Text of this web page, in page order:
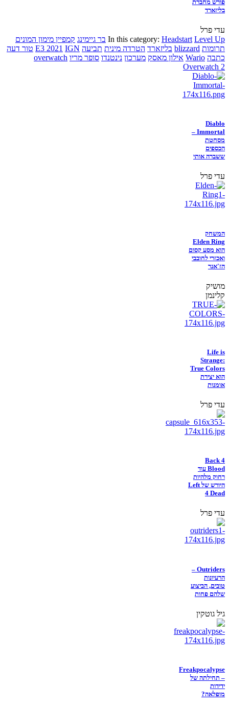
פורש מחברת
בליזארד
עדי פרל
In this category: Headstart Level Up בר גיימינג קמפיין מימון המונים
תרומות blizzard בליזארד הטרדה מינית תביעה E3 2021 IGN
טור דעה
כתבה Wario אילון מאסק מערכון נינטנדו סופר מריו overwatch
Overwatch 2
Diablo
Immortal –
מסחטת
הכספים
ששברה אותי
עדי פרל
המשחק
Elden Ring
הוא מסע קסום
ואכזרי לחובבי
הז'אנר
מושיק
קלינמן
Life is
Strange:
True Colors
הוא יצירת
אומנות
עדי פרל
Back 4
Blood עוד
רחוק מלהיות
היורש של Left
4 Dead
עדי פרל
Outriders –
הרעיונות
טובים, הביצוע
שלהם פחות
גיל גוטקין
Freakpocalypse
– תחילתה של
ידידות
מופלאה?